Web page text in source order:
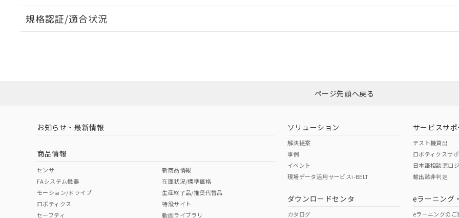
EU RoHS 注意事項・凡例
ダウンロードはこちら
中国 RoHS 注意事項・凡例
中国 RoHS表
Pb Hg Cr(VI)
規格認証/適合状況
（イギリス
（ノルウェー
（日本
（アメリカ
この製品の規格認証/適合
その他の認証はこちらのページからご
ページ先頭へ戻る
お知らせ・最新情報
商品情報
センサ
FAシステム機器
モーション/ドライブ
ロボティクス
セーフティ
新商品情報
在庫状況/標準価格
生産終了品/推奨代替品
特設サイト
動画ライブラリ
ソリューション
解決提案
事例
イベント
現場データ活用サービスi-BELT
ダウンロードセンタ
カタログ
サービスサポ
テスト機貸出
ロボティクスサ
日本語相談窓口
輸出該非判定
eラーニング
eラーニングのご